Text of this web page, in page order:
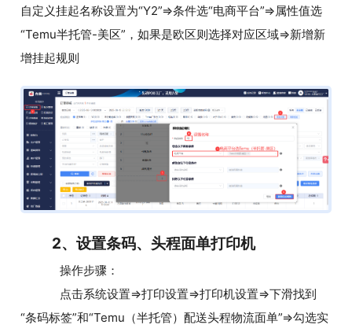
自定义挂起名称设置为“Y2”=>条件选“电商平台”=>属性值选
“Temu半托管-美区”，如果是欧区则选择对应区域=>新增新
增挂起规则
2、设置条码、头程面单打印机
操作步骤：
点击系统设置=>打印设置=>打印机设置=>下滑找到
“条码标签”和“Temu（半托管）配送头程物流面单”=>勾选实